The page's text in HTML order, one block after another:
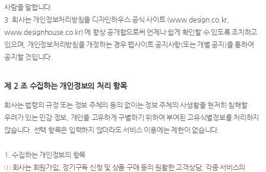
사람을 말합니다.
3. 회사는 개인정보처리방침을 디자인하우스 공식 사이트 (www.design.co.kr,
www.designhouse.co.kr) 에 항상 공개함으로써 언제나 쉽게 확인할 수 있도록 조치하고
있으며, 개인정보처리방침을 개정하는 경우 웹사이트 공지사항(또는 개별 공지)을 통하여
공지할 것입니다.
제 2 조 수집하는 개인정보의 처리 항목
회사는 법령의 규정 또는 정보 주체의 동의 없이는 정보 주체의 사생활을 현저히 침해할
우려가 있는 민감 정보, 개인을 고유하게 구별하기 위하여 부여된 고유식별정보를 처리하지
않습니다. 선택 항목은 입력하지 않더라도 서비스 이용에는 제한이 없습니다.
1. 수집하는 개인정보의 항목
① 회사는 회원가입, 정기구독 신청 및 상품 구매 등의 원활한 고객상담, 각종 서비스의